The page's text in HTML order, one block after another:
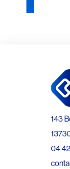
143
04